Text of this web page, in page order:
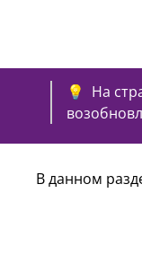
💡 На
В данном